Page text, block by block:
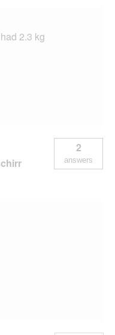
2.3 kg
2
answers